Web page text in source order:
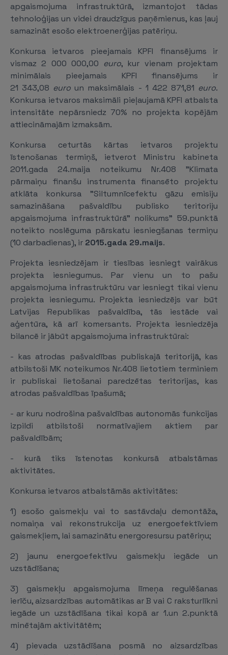
apgaismojuma infrastruktūrā, izmantojot tādas
tehnoloģijas un videi draudzīgus paņēmienus, kas ļauj
samazināt esošo elektroenerģijas patēriņu.
Konkursa ietvaros pieejamais KPFI finansējums
ir
vismaz 2 000 000,00 euro, kur vienam projektam
minimālais pieejamais KPFI finansējums ir
21 343,08 euro un maksimālais - 1 422 871,81 euro.
Konkursa ietvaros maksimāli pieļaujamā KPFI atbalsta
intensitāte nepārsniedz 70% no projekta kopējām
attiecināmajām izmaksām.
Konkursa ceturtās kārtas ietvaros projektu
īstenošanas termiņš, ietverot Ministru kabineta
2011.gada 24.maija noteikumu Nr.408 "Klimata
pārmaiņu finanšu instrumenta finansēto projektu
atklāta konkursa "Siltumnīcefektu gāzu emisiju
samazināšana pašvaldību publisko teritoriju
apgaismojuma infrastruktūrā" nolikums" 59.punktā
noteikto noslēguma pārskatu iesniegšanas termiņu
(10 darbadienas), ir 2015.gada 29.maijs.
Projekta iesniedzējam ir tiesības iesniegt vairākus
projekta iesniegumus. Par vienu un to pašu
apgaismojuma infrastruktūru var iesniegt tikai vienu
projekta iesniegumu. Projekta iesniedzējs var būt
Latvijas Republikas pašvaldība, tās iestāde vai
aģentūra, kā arī komersants. Projekta iesniedzēja
bilancē ir jābūt apgaismojuma infrastruktūrai:
- kas atrodas pašvaldības publiskajā teritorijā, kas
atbilstoši MK noteikumos Nr.408 lietotiem terminiem
ir publiskai lietošanai paredzētas teritorijas, kas
atrodas pašvaldības īpašumā;
- ar kuru nodrošina pašvaldības autonomās funkcijas
izpildi atbilstoši normatīvajiem aktiem par
pašvaldībām;
- kurā tiks īstenotas konkursā atbalstāmas
aktivitātes.
Konkursa ietvaros atbalstāmās aktivitātes:
1) esošo gaismekļu vai to sastāvdaļu demontāža,
nomaiņa vai rekonstrukcija uz energoefektīviem
gaismekļiem, lai samazinātu energoresursu patēriņu;
2) jaunu energoefektīvu gaismekļu iegāde un
uzstādīšana;
3) gaismekļu apgaismojuma līmeņa regulēšanas
ierīču, aizsardzības automātikas ar B vai C raksturlīkni
iegāde un uzstādīšana tikai kopā ar 1.un 2.punktā
minētajām aktivitātēm;
4) pievada uzstādīšana posmā no aizsardzības